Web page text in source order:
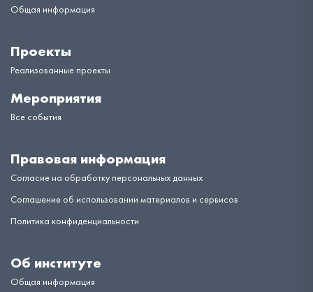
Общая информация
Проекты
Реализованные проекты
Мероприятия
Все события
Правовая информация
Согласие на обработку персональных данных
Соглашение об использовании материалов и сервисов
Политика конфиденциальности
Об институте
Общая информация